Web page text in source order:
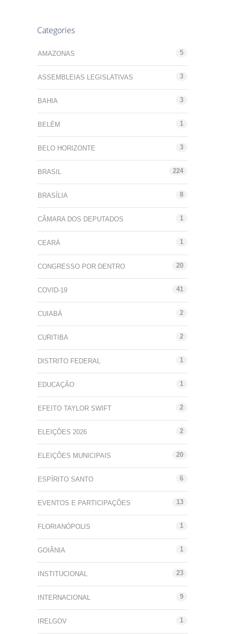
Categories
AMAZONAS 5
ASSEMBLEIAS LEGISLATIVAS 3
BAHIA 3
BELÉM 1
BELO HORIZONTE 3
BRASIL 224
BRASÍLIA 8
CÂMARA DOS DEPUTADOS 1
CEARÁ 1
CONGRESSO POR DENTRO 20
COVID-19 41
CUIABÁ 2
CURITIBA 2
DISTRITO FEDERAL 1
EDUCAÇÃO 1
EFEITO TAYLOR SWIFT 2
ELEIÇÕES 2026 2
ELEIÇÕES MUNICIPAIS 20
ESPÍRITO SANTO 6
EVENTOS E PARTICIPAÇÕES 13
FLORIANÓPOLIS 1
GOIÂNIA 1
INSTITUCIONAL 23
INTERNACIONAL 9
IRELGOV 1